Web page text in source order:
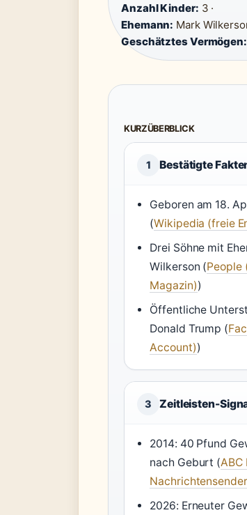
Anzahl Kinder: 3 ·
Ehemann: Mark
Geschätztes Vermögen:
KURZÜBERBLICK
1 Bestätigte
Geboren am 18.
(Wikipedia (freie
Drei Söhne mit
Wilkerson (People
Magazin))
Öffentliche
Donald Trump (
Account))
3 Zeitleisten-
2014: 40 Pfund
nach Geburt (ABC
2026: Erneuter